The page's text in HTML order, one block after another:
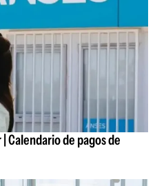
Calendario de pagos de